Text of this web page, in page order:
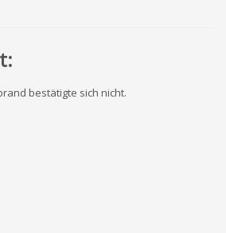
bestätigte sich nicht.